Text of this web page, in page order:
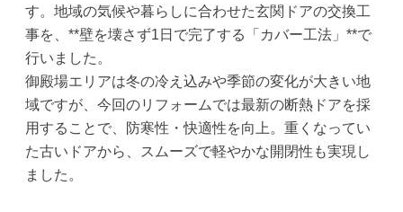
す。地域の気候や暮らしに合わせた玄関ドアの交換工
事を、**壁を壊さず1日で完了する「カバー工法」**で
行いました。
御殿場エリアは冬の冷え込みや季節の変化が大きい地
域ですが、今回のリフォームでは最新の断熱ドアを採
用することで、防寒性・快適性を向上。重くなってい
た古いドアから、スムーズで軽やかな開閉性も実現し
ました。